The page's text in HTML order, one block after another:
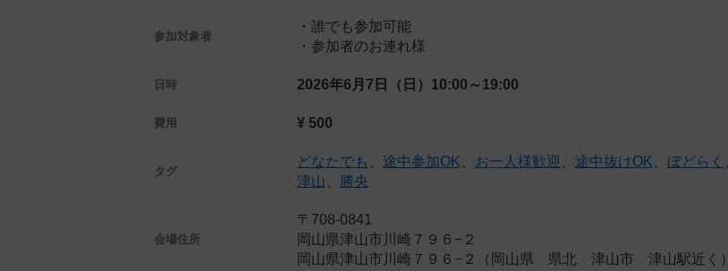
参加対象者
・誰でも参加可能
・参加者のお連れ様
日時 2026年6月7日（日） 10:00～19:00
費用 ¥ 500
タグ
どなたでも 途中参加OK お一人様歓迎 途中抜けOK ぼどらく
津山
勝央
会場住所
〒708-0841
岡山県津山市川崎７９６−２
岡山県津山市川崎７９６−２（岡山県 県北 津山市 津山駅近く）